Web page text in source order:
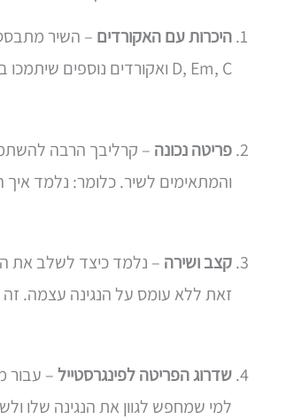
היכרות עם האקורדים
D, Em, C ואקורדים נוספים שיתמכו במלודיה.
פריטה נכונה – קרליבך הרבה
והמתאימים לשיר. כלומר: נלמד
קצב ושירה – נלמד כיצד לשלב את
זאת ללא עומס על הנגינה עצמה.
שדרוג הפריטה לפינגרסטייל– עבור
למי שמחפש לגוון את הנגינה שלו